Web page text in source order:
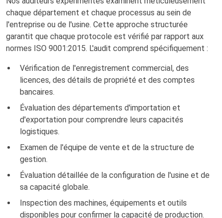
chaque département et chaque processus au sein de
l'entreprise ou de l'usine. Cette approche structurée
garantit que chaque protocole est vérifié par rapport aux
normes ISO 9001:2015. L'audit comprend spécifiquement :
Vérification de l'enregistrement commercial, des
licences, des détails de propriété et des comptes
bancaires.
Évaluation des départements d'importation et
d'exportation pour comprendre leurs capacités
logistiques.
Examen de l'équipe de vente et de la structure de
gestion.
Évaluation détaillée de la configuration de l'usine et de
sa capacité globale.
Inspection des machines, équipements et outils
disponibles pour confirmer la capacité de production.